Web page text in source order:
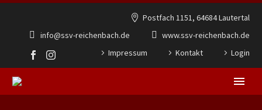
Postfach 1151, 64684 Lautertal
info@ssv-reichenbach.de
www.ssv-reichenbach.de
Impressum
Kontakt Login